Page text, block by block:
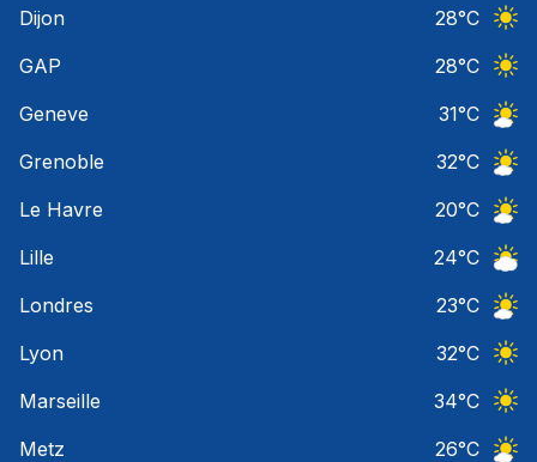
Dijon
28°C
GAP
28°C
Geneve
31°C
Grenoble
32°C
Le Havre
20°C
Lille
24°C
Londres
23°C
Lyon
32°C
Marseille
34°C
Metz
26°C